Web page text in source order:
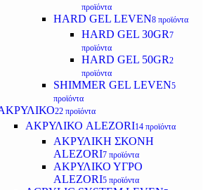
προϊόντα
HARD GEL LEVEN8 προϊόντα
HARD GEL 30GR7
προϊόντα
HARD GEL 50GR2
προϊόντα
SHIMMER GEL LEVEN5
προϊόντα
22 προϊόντα
ΑΚΡΥΛΙΚΟ ALEZORI14 προϊόντα
ΑΚΡΥΛΙΚΗ ΣΚΟΝΗ
ALEZORI7 προϊόντα
ΑΚΡΥΛΙΚΟ ΥΓΡΟ
ALEZORI5 προϊόντα